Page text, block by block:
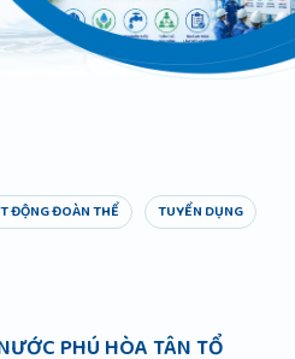
ĐỘNG ĐOÀN THỂ TUYỂN DỤNG
PHÚ HÒA TÂN TỔ